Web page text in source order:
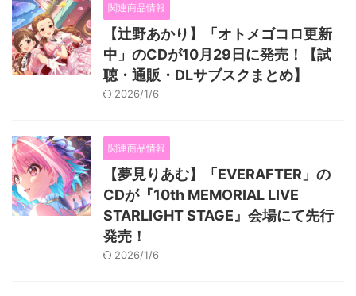
関連商品情報
【辻野あかり】「オトメゴコロ更新
中」のCDが10月29日に発売！【試
聴・通販・DLサブスクまとめ】
2026/1/6
関連商品情報
【夢見りあむ】「EVERAFTER」の
CDが『10th MEMORIAL LIVE
STARLIGHT STAGE』会場にて先行
発売！
2026/1/6